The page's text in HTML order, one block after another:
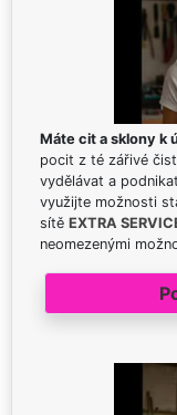
Máte cit a sklony k
pocit z té zářivé
vydělávat a
využijte možnosti
sítě EXTRA
neomezenými